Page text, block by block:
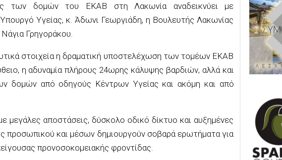
των δομών του ΕΚΑΒ στη Λακωνία αναδεικνύει με
Υγείας, κ. Άδωνι Γεωργιάδη, η Βουλευτής Λακωνίας
Γρηγοράκου.
στοιχεία η δραματική υποστελέχωση των τομέων ΕΚΑΒ
η αδυναμία πλήρους 24ωρης κάλυψης βαρδιών, αλλά και
δομών από οδηγούς Κέντρων Υγείας και ακόμη και από
μεγάλες αποστάσεις, δύσκολο οδικό δίκτυο και αυξημένες
προσωπικού και μέσων δημιουργούν σοβαρά ερωτήματα για
προνοσοκομειακής φροντίδας.